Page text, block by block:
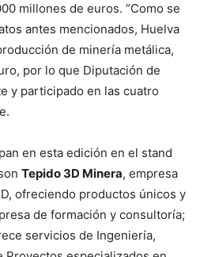
millones de euros. “Como se
antes mencionados, Huelva
de minería metálica,
por lo que Diputación de
y participado en las cuatro
en esta edición en el stand
Tepido 3D Minera, empresa
ofreciendo productos únicos y
de formación y consultoría;
servicios de Ingeniería,